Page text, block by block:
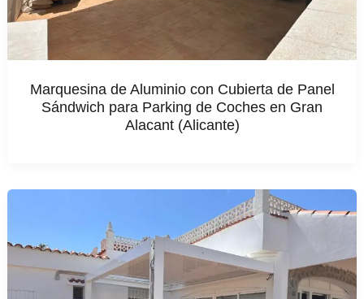
Marquesina de Aluminio con Cubierta de Panel
Sándwich para Parking de Coches en Gran
Alacant (Alicante)